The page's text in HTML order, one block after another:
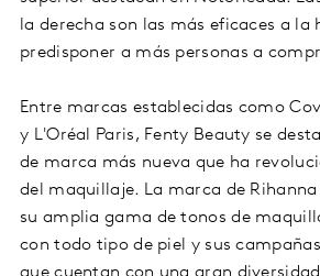
la derecha son las más eficaces a la
predisponer a más personas a
Entre marcas establecidas como
y L'Oréal Paris, Fenty Beauty se
de marca más nueva que ha
del maquillaje. La marca de
su amplia gama de tonos de
con todo tipo de piel y sus
que cuentan con una gran